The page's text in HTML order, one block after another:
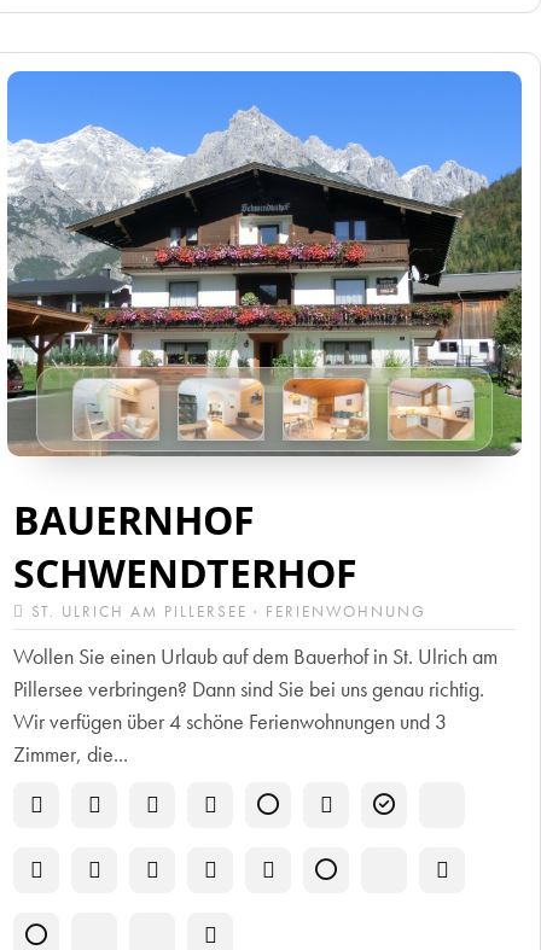
BAUERNHOF
SCHWENDTERHOF
ST. ULRICH AM PILLERSEE · FERIENWOHNUNG
Wollen Sie einen Urlaub auf dem Bauerhof in St. Ulrich am
Pillersee verbringen? Dann sind Sie bei uns genau richtig.
Wir verfügen über 4 schöne Ferienwohnungen und 3
Zimmer, die...